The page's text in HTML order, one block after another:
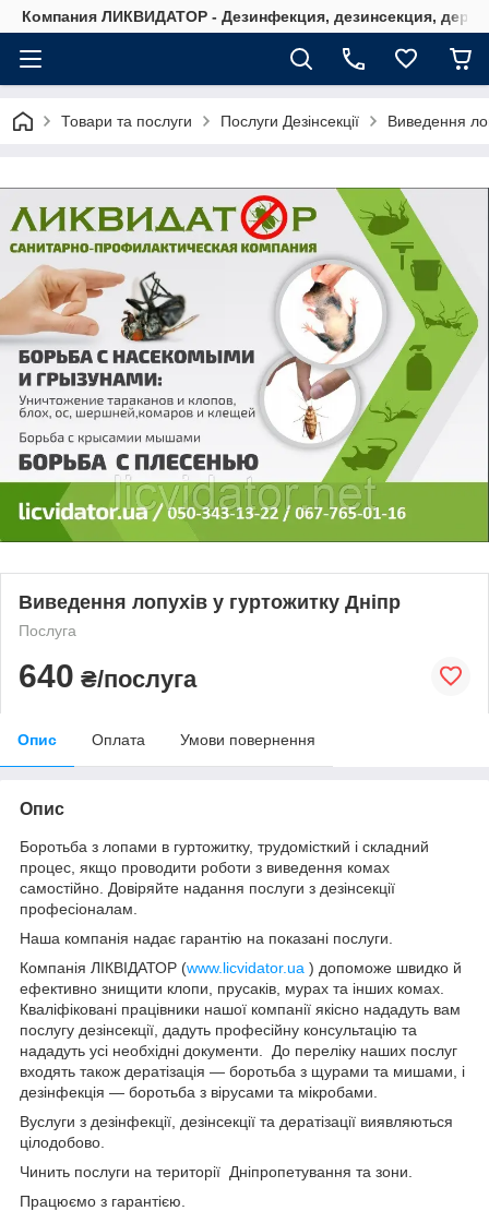
Компания ЛИКВИДАТОР - Дезинфекция, дезинсекция,
Товари та послуги Послуги Дезінсекції Виведення
Виведення лопухів у гуртожитку Дніпр
Послуга
640 ₴/послуга
Опис Оплата Умови повернення
Опис
Боротьба з лопами в гуртожитку, трудомісткий і складний
процес, якщо проводити роботи з виведення комах
самостійно. Довіряйте надання послуги з дезінсекції
професіоналам.
Наша компанія надає гарантію на показані послуги.
Компанія ЛІКВІДАТОР (www.licvidator.ua ) допоможе швидко й
ефективно знищити клопи, прусаків, мурах та інших комах.
Кваліфіковані працівники нашої компанії якісно нададуть вам
послугу дезінсекції, дадуть професійну консультацію та
нададуть усі необхідні документи. До переліку наших послуг
входять також дератізація — боротьба з щурами та мишами, і
дезінфекція — боротьба з вірусами та мікробами.
Вуслуги з дезінфекції, дезінсекції та дератізації виявляються
цілодобово.
Чинить послуги на території Дніпропетування та зони.
Працюємо з гарантією.